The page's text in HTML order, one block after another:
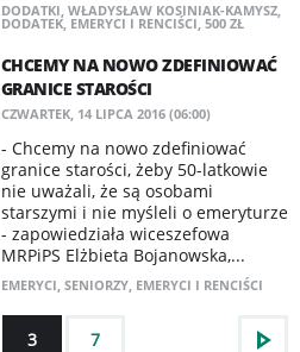
DODATKI, WŁADYSŁAW KOSINIAK-KAMYSZ,
DODATEK, EMERYCI I RENCIŚCI, 500 ZŁ
CHCEMY NA NOWO ZDEFINIOWAĆ
GRANICE STAROŚCI
CZWARTEK, 14 LIPCA 2016 (06:00)
- Chcemy na nowo zdefiniować
granice starości, żeby 50-latkowie
nie uważali, że są osobami
starszymi i nie myśleli o emeryturze
- zapowiedziała wiceszefowa
MRPiPS Elżbieta Bojanowska,...
EMERYCI, SENIORZY, EMERYCI I RENCIŚCI
3 7